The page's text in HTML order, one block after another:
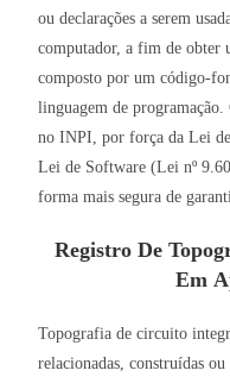
ou declarações a serem
computador, a fim de obter
composto por um código-
linguagem de
no INPI, por força da Lei
Lei de Software (Lei nº
forma mais segura de
Registro De
Em
Topografia de circuito
relacionadas, construídas